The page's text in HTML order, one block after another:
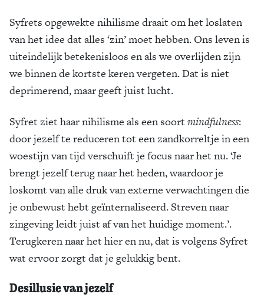
Syfrets opgewekte nihilisme draait om het loslaten
van het idee dat alles ‘zin’ moet hebben. Ons leven is
uiteindelijk betekenisloos en als we overlijden zijn
we binnen de kortste keren vergeten. Dat is niet
deprimerend, maar geeft juist lucht.
Syfret ziet haar nihilisme als een soort mindfulness:
door jezelf te reduceren tot een zandkorreltje in een
woestijn van tijd verschuift je focus naar het nu. ‘Je
brengt jezelf terug naar het heden, waardoor je
loskomt van alle druk van externe verwachtingen die
je onbewust hebt geïnternaliseerd. Streven naar
zingeving leidt juist af van het huidige moment.’.
Terugkeren naar het hier en nu, dat is volgens Syfret
wat ervoor zorgt dat je gelukkig bent.
Desillusie van jezelf